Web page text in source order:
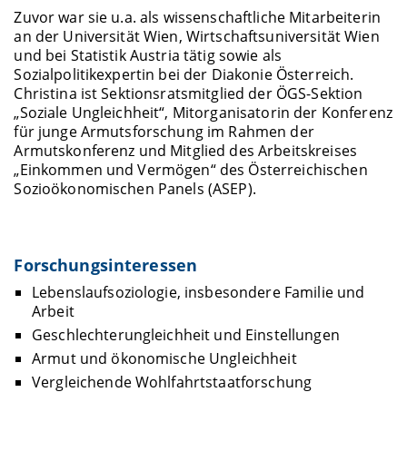
Zuvor war sie u.a. als wissenschaftliche Mitarbeiterin
an der Universität Wien, Wirtschaftsuniversität Wien
und bei Statistik Austria tätig sowie als
Sozialpolitikexpertin bei der Diakonie Österreich.
Christina ist Sektionsratsmitglied der ÖGS-Sektion
„Soziale Ungleichheit“, Mitorganisatorin der Konferenz
für junge Armutsforschung im Rahmen der
Armutskonferenz und Mitglied des Arbeitskreises
„Einkommen und Vermögen“ des Österreichischen
Sozioökonomischen Panels (ASEP).
Forschungsinteressen
Lebenslaufsoziologie, insbesondere Familie und
Arbeit
Geschlechterungleichheit und Einstellungen
Armut und ökonomische Ungleichheit
Vergleichende Wohlfahrtstaatforschung